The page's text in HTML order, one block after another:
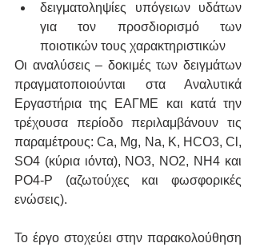
δειγματοληψίες υπόγειων υδάτων
για τον προσδιορισμό των
ποιοτικών τους χαρακτηριστικών
Οι αναλύσεις – δοκιμές των δειγμάτων
πραγματοποιούνται στα Αναλυτικά
Εργαστήρια της ΕΑΓΜΕ και κατά την
τρέχουσα περίοδο περιλαμβάνουν τις
παραμέτρους: Ca, Mg, Na, K, HCO3, Cl,
SO4 (κύρια ιόντα), NO3, NO2, NH4 και
PO4-P (αζωτούχες και φωσφορικές
ενώσεις).
Το έργο στοχεύει στην παρακολούθηση